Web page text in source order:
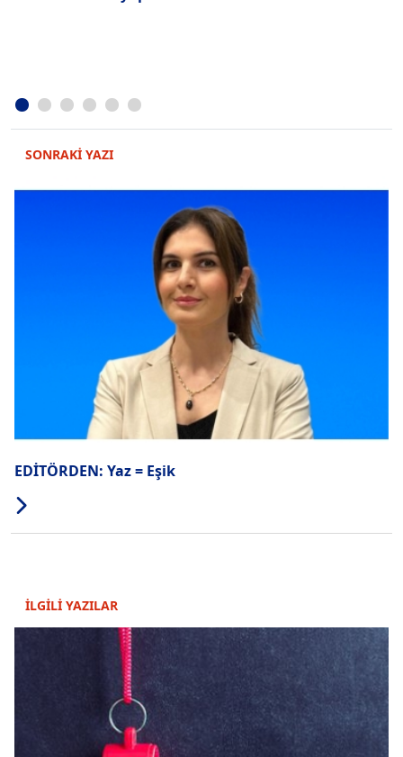
SONRAKİ YAZI
EDİTÖRDEN: Yaz = Eşik
İLGİLİ YAZILAR